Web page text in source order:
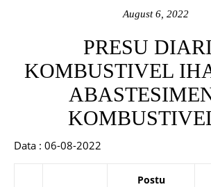
August 6, 2022
PRESU
KOMBUSTIVEL
Data : 06-08-2022
Postu